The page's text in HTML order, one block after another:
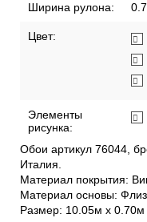
Ширина рулона:
Цвет:
Элементы
рисунка:
Обои артикул 76044,
Италия.
Материал покрытия:
Материал основы:
Размер: 10.05м х 0.70м